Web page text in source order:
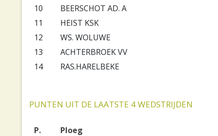
10
BEERSCHOT AD. A
11
HEIST KSK
12
WS. WOLUWE
13
ACHTERBROEK VV
14
RAS.HARELBEKE
PUNTEN UIT DE LAATSTE 4 WEDSTRIJDEN
P.
Ploeg